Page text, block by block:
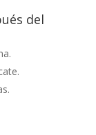
del